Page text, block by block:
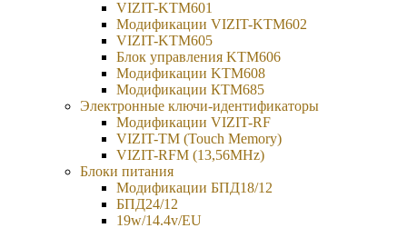
VIZIT-KTM601
Модификации VIZIT-KTM602
VIZIT-KTM605
Блок управления KTM606
Модификации KTM608
Модификации КТМ685
Электронные ключи-идентификаторы
Модификации VIZIT-RF
VIZIT-TM (Touch Memory)
VIZIT-RFM (13,56MHz)
Блоки питания
Модификации БПД18/12
БПД24/12
19w/14.4v/EU